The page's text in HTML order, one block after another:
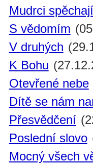
Mudrci
S vědomím
V druhých
K Bohu
Otevřené nebe
Dítě se nám
Přesvědčení
Poslední slovo
Mocný všech